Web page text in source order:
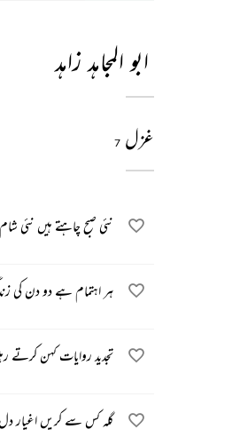
ابو المجاہد زاہد
غزل 7
نئی صبح چاہتے ہیں نئی
ہر اہتمام ہے دو دن کی
تجدید روایات کہن کرتے
گلہ کس سے کریں اغیار دل